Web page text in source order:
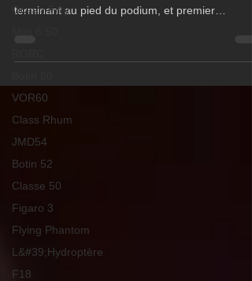
Ocean Fifty
VOR60
Class Rhum
JMD54
Botin 52
Classe 50
Figaro 3
Flying Phantom
L&#39;Hydroptère
F18
terminant au pied du podium, et premier